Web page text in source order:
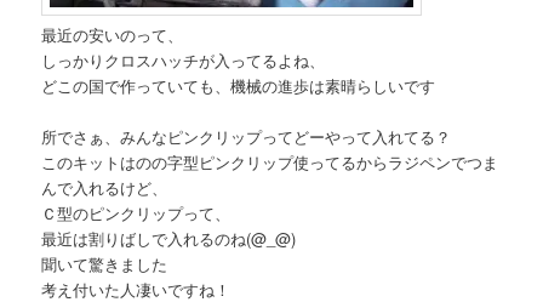
最近の安いのって、
しっかりクロスハッチが入ってるよね、
どこの国で作っていても、機械の進歩は素晴らしいです
所でさぁ、みんなピンクリップってどーやって入れてる？
このキットはのの字型ピンクリップ使ってるからラジペンでつま
んで入れるけど、
Ｃ型のピンクリップって、
最近は割りばしで入れるのね(@_@)
聞いて驚きました
考え付いた人凄いですね！